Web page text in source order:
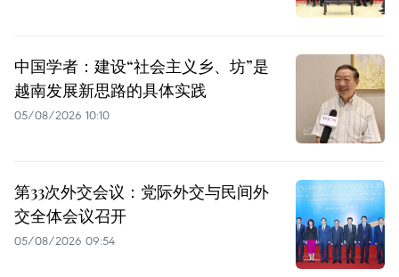
中国学者：建设“社会主义乡、坊”是
越南发展新思路的具体实践
05/08/2026 10:10
第33次外交会议：党际外交与民间外
交全体会议召开
05/08/2026 09:54